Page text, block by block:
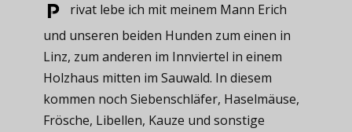
rivat ​lebe ich mit meinem Mann Erich
und unseren beiden Hunden zum einen in
Linz, zum anderen im Innviertel in einem
Holzhaus mitten im Sauwald. In diesem
kommen noch Siebenschläfer, Haselmäuse,
Frösche, Libellen, Kauze und sonstige